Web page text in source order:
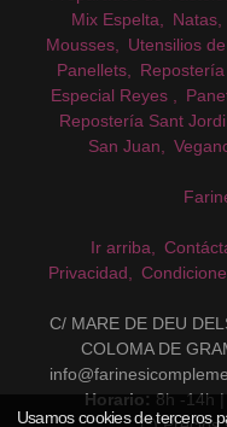
Mix Espelta
Natas
Mousses
Utensilios
Panellets
Especial Reyes
Repostería Sant Jordi
San Juan
Ir arriba
Privacidad
C/ MARE DE DEU
COLOMA DE
Horario: 8h -14h |
Usamos cookies de terceros